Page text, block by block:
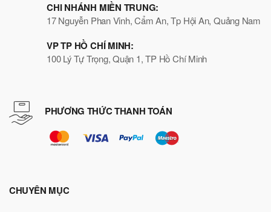
CHI NHÁNH MIỀN TRUNG:
17 Nguyễn Phan Vinh, Cẩm An, Tp Hội An, Quảng Nam
VP TP HỒ CHÍ MINH:
100 Lý Tự Trọng, Quận 1, TP Hồ Chí Minh
PHƯƠNG THỨC THANH TOÁN
CHUYÊN MỤC